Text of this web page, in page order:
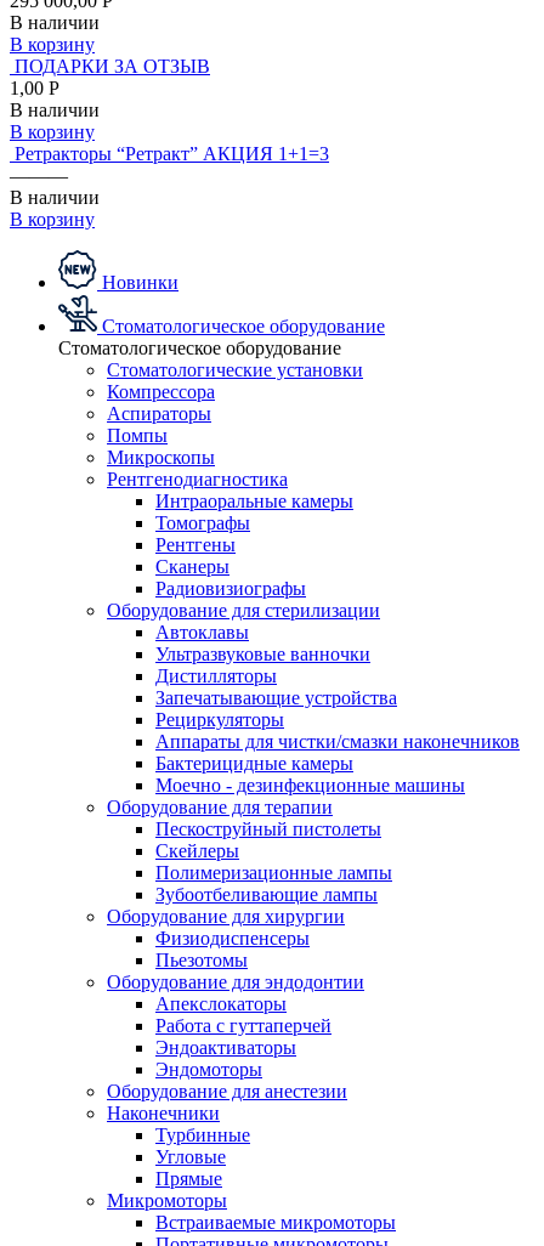
В наличии
В корзину
ПОДАРКИ ЗА ОТЗЫВ
1,00 Р
В наличии
В корзину
Ретракторы “Ретракт” АКЦИЯ 1+1=3
———
В наличии
В корзину
Новинки
Стоматологическое оборудование
Стоматологическое оборудование
Стоматологические установки
Компрессора
Аспираторы
Помпы
Микроскопы
Рентгенодиагностика
Интраоральные камеры
Томографы
Рентгены
Сканеры
Радиовизиографы
Оборудование для стерилизации
Автоклавы
Ультразвуковые ванночки
Дистилляторы
Запечатывающие устройства
Рециркуляторы
Аппараты для чистки/смазки наконечников
Бактерицидные камеры
Моечно - дезинфекционные машины
Оборудование для терапии
Пескоструйный пистолеты
Скейлеры
Полимеризационные лампы
Зубоотбеливающие лампы
Оборудование для хирургии
Физиодиспенсеры
Пьезотомы
Оборудование для эндодонтии
Апекслокаторы
Работа с гуттаперчей
Эндоактиваторы
Эндомоторы
Оборудование для анестезии
Наконечники
Турбинные
Угловые
Прямые
Микромоторы
Встраиваемые микромоторы